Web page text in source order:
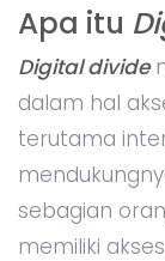
Apa itu
Digital divide
dalam hal
terutama
sebagian
memiliki